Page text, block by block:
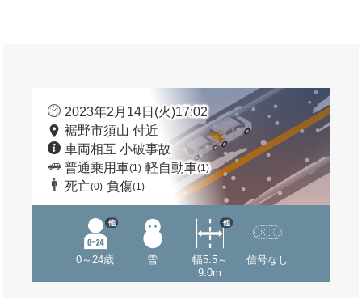
2023年2月14日(火)17:02
裾野市須山 付近
車両相互 小破事故
普通乗用車(1) 軽自動車(1)
死亡(0) 負傷(1)
0～24歳
他
雪
幅5.5～
9.0m
他
信号なし